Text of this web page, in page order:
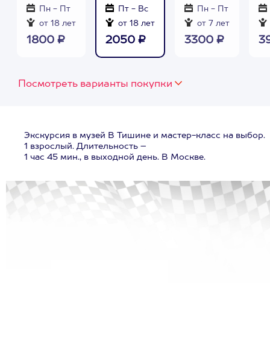
Пн - Пт
от 18 лет
1800 ₽
Пт - Вс
от 18 лет
2050 ₽
Пн - Пт
от 7 лет
3300 ₽
Посмотреть варианты покупки
Экскурсия в музей В Тишине и мастер-класс на выбор.
1 взрослый. Длительность –
1 час 45 мин., в выходной день. В Москве.